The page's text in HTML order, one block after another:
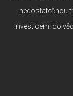
nedostatečnou
investicemi do